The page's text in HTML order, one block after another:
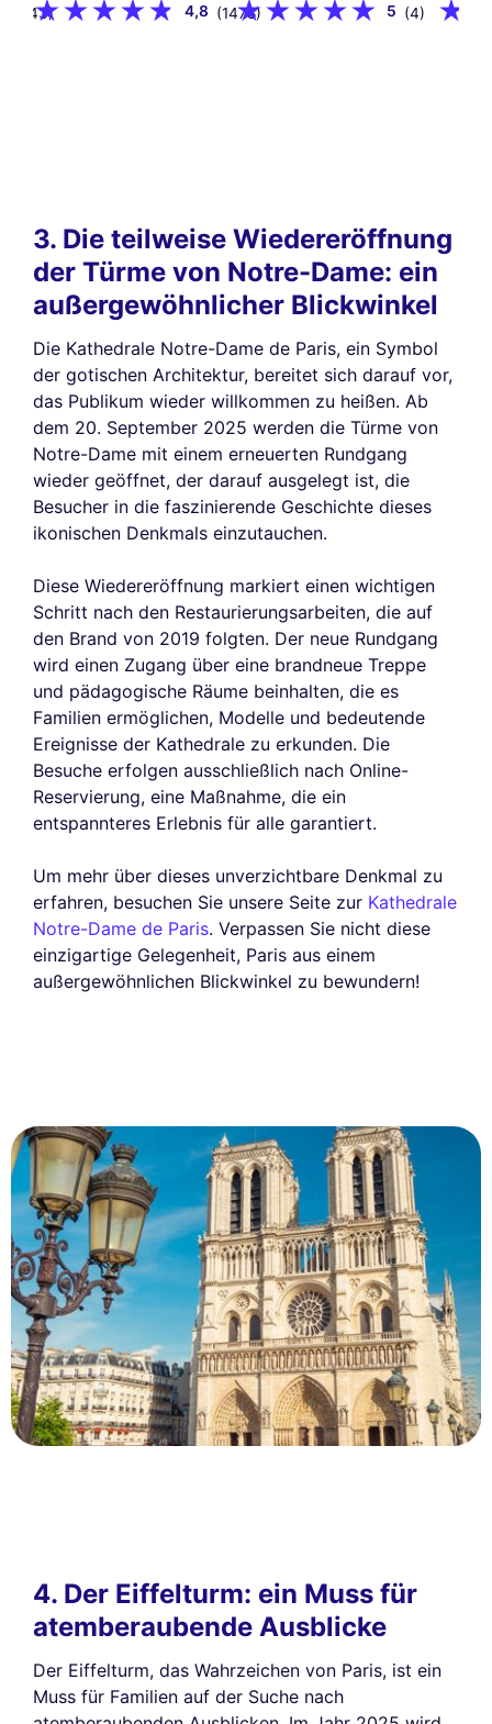
Diese Website verwendet
Cookies
Wir verwenden Cookies und Ihre persönlichen Daten, um Ihr
Surferlebnis zu verbessern, unsere Reichweite zu messen und die
(243) 4,8 (1478) 5 (4)
3. Die teilweise Wiedereröffnung
der Türme von Notre-Dame: ein
außergewöhnlicher Blickwinkel
Die Kathedrale Notre-Dame de Paris, ein Symbol
der gotischen Architektur, bereitet sich darauf vor,
das Publikum wieder willkommen zu heißen. Ab
dem 20. September 2025 werden die Türme von
Notre-Dame mit einem erneuerten Rundgang
wieder geöffnet, der darauf ausgelegt ist, die
Besucher in die faszinierende Geschichte dieses
ikonischen Denkmals einzutauchen.
Diese Wiedereröffnung markiert einen wichtigen
Schritt nach den Restaurierungsarbeiten, die auf
den Brand von 2019 folgten. Der neue Rundgang
wird einen Zugang über eine brandneue Treppe
und pädagogische Räume beinhalten, die es
Familien ermöglichen, Modelle und bedeutende
Ereignisse der Kathedrale zu erkunden. Die
Besuche erfolgen ausschließlich nach Online-
Reservierung, eine Maßnahme, die ein
entspannteres Erlebnis für alle garantiert.
Um mehr über dieses unverzichtbare Denkmal zu
erfahren, besuchen Sie unsere Seite zur Kathedrale
Notre-Dame de Paris. Verpassen Sie nicht diese
einzigartige Gelegenheit, Paris aus einem
außergewöhnlichen Blickwinkel zu bewundern!
4. Der Eiffelturm: ein Muss für
atemberaubende Ausblicke
Der Eiffelturm, das Wahrzeichen von Paris, ist ein
Muss für Familien auf der Suche nach